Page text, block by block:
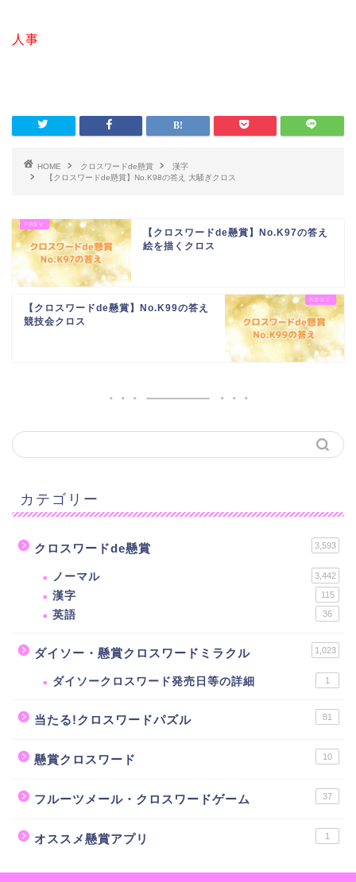
人事
HOME クロスワードde懸賞
漢字
【クロスワードde懸賞】No.K98の答え 大騒ぎクロス
【クロスワードde懸賞】No.K97の答え
絵を描くクロス
【クロスワードde懸賞】No.K99の答え
競技会クロス
カテゴリー
クロスワードde懸賞 3,593
ノーマル 3,442
漢字 115
英語 36
ダイソー・懸賞クロスワードミラクル 1,023
ダイソークロスワード発売日等の詳細 1
当たる!クロスワードパズル 81
懸賞クロスワード 10
フルーツメール・クロスワードゲーム 37
オススメ懸賞アプリ 1